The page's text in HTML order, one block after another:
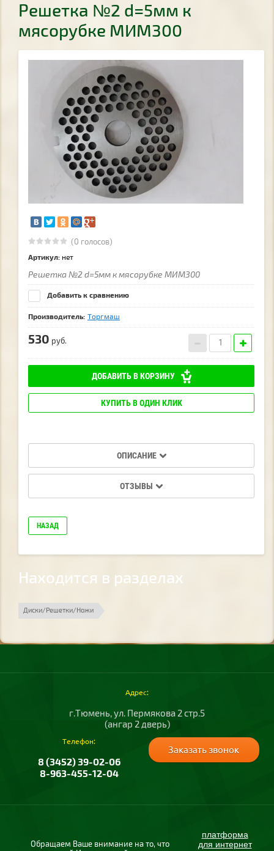
Решетка №2 d=5мм к
мясорубке МИМ300
(0 голосов)
Артикул: нет
Решетка №2 d=5мм к мясорубке МИМ300
Добавить к сравнению
Производитель: Торгмаш
530 руб.
ДОБАВИТЬ В КОРЗИНУ
КУПИТЬ В ОДИН КЛИК
ОПИСАНИЕ
ОТЗЫВЫ
НАЗАД
Находится в разделах
Диски/Решетки/Ножи
Адрес:
г.Тюмень, ул. Пермякова 2 стр.5
(ангар 2 дверь)
Телефон:
8 (3452) 39-02-06
8-963-455-12-04
Заказать звонок
Обращаем Ваше внимание на то, что
платформа
для интернет